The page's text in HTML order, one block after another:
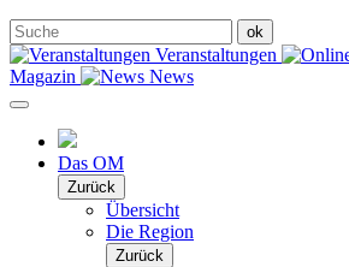
Veranstaltungen
Magazin
News
Das OM
Zurück
Übersicht
Die Region
Zurück